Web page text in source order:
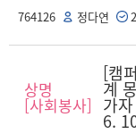
764126 정다연
상명
[사회봉사]
[캠
계
가
6.